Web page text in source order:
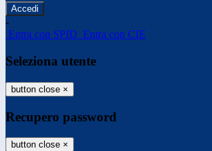
-
Entra con SPID Entra con CIE
Seleziona utente
button close ×
Recupero password
button close ×